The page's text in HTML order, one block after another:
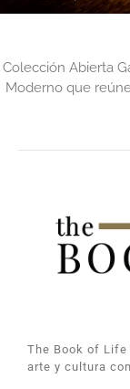
Colección Abierta
Moderno que
The Book of Life
arte y cultura